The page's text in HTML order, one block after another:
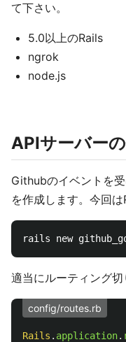
て下さい。
5.0以上のRails
ngrok
node.js
APIサーバー
Githubのイベントを
を作成します。今回は
適当にルーティング切
config/routes.rb
Rails . application.